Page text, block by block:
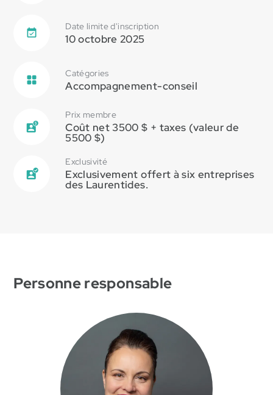
Date limite d'inscription
10 octobre 2025
Catégories
Accompagnement-conseil
Prix membre
Coût net 3500 $ + taxes (valeur de
5500 $)
Exclusivité
Exclusivement offert à six entreprises
des Laurentides.
Personne responsable